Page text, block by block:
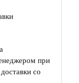
при
со